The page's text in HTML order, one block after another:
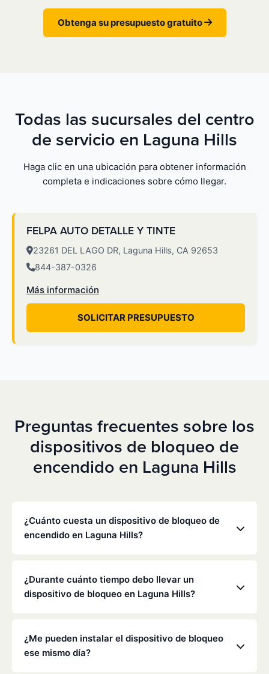
Obtenga su presupuesto gratuito
Todas las sucursales del centro
de servicio en Laguna Hills
Haga clic en una ubicación para obtener información
completa e indicaciones sobre cómo llegar.
FELPA AUTO DETALLE Y TINTE
23261 DEL LAGO DR, Laguna Hills, CA 92653
844-387-0326
Más información
SOLICITAR PRESUPUESTO
Preguntas frecuentes sobre los
dispositivos de bloqueo de
encendido en Laguna Hills
¿Cuánto cuesta un dispositivo de bloqueo de
encendido en Laguna Hills?
concreta, pero Low Cost Interlock ofrece tarifas
mensuales competitivas sin gastos ocultos. Ponte
de los clientes pagan entre 70 y 100 dólares al mes,
incluyendo la supervisión y la calibración.
¿Durante cuánto tiempo debo llevar un
dispositivo de bloqueo en Laguna Hills?
dispositivo de bloqueo la determinan el
Departamento de Vehículos Motorizados (DMV) de
¿Me pueden instalar el dispositivo de bloqueo
ese mismo día?